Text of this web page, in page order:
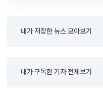
내가 저장한 뉴스 모아보기
내가 구독한 기자 전체보기